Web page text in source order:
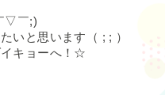
▽￣;)
いと思います（ ; ; ）
キョーへ！☆